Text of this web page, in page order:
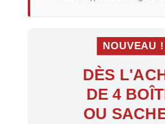
NOUVEAU !
DÈS
DE 4
OU